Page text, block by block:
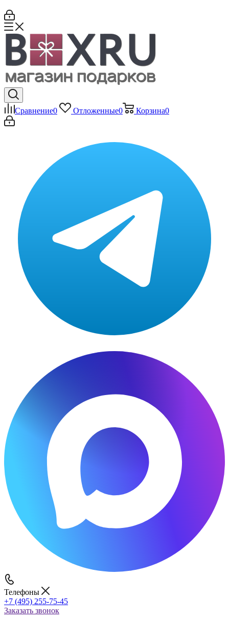
Сравнение0 Отложенные0 Корзина0
Телефоны
+7 (495) 255-75-45
Заказать звонок